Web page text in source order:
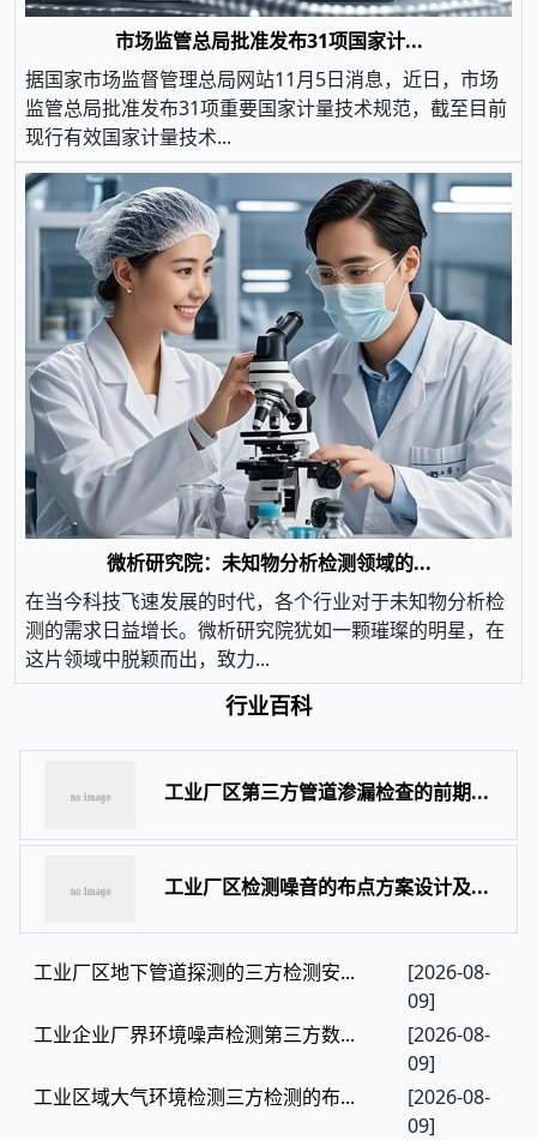
市场监管总局批准发布31项国家计...
据国家市场监督管理总局网站11月5日消息，近日，市场
监管总局批准发布31项重要国家计量技术规范，截至目前
现行有效国家计量技术...
微析研究院：未知物分析检测领域的...
在当今科技飞速发展的时代，各个行业对于未知物分析检
测的需求日益增长。微析研究院犹如一颗璀璨的明星，在
这片领域中脱颖而出，致力...
行业百科
工业厂区第三方管道渗漏检查的前期...
工业厂区检测噪音的布点方案设计及...
工业厂区地下管道探测的三方检测安...
[2026-08-
09]
工业企业厂界环境噪声检测第三方数...
[2026-08-
09]
工业区域大气环境检测三方检测的布...
[2026-08-
09]